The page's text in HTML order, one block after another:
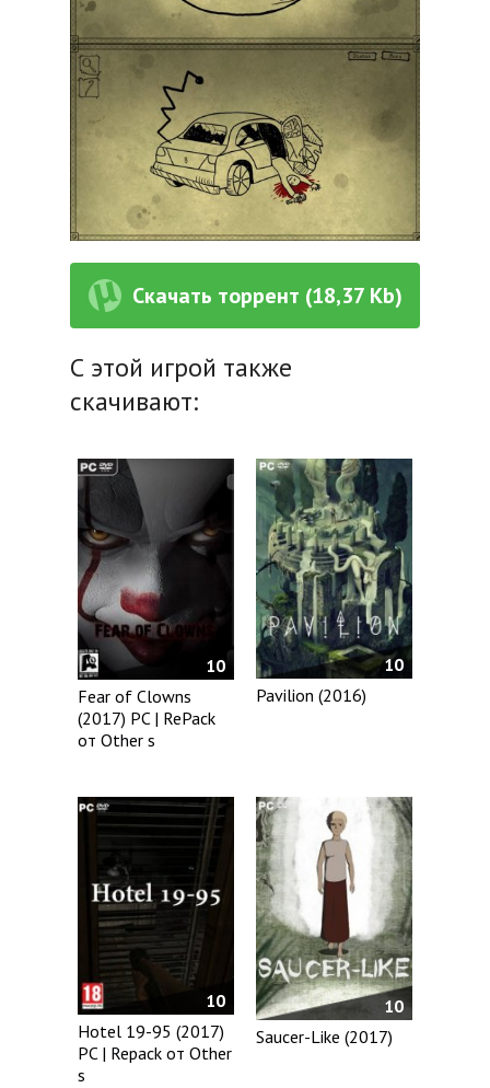
Скачать торрент (18,37 Kb)
С этой игрой также
скачивают:
10
Fear of Clowns
(2017) PC | RePack
от Other s
10
Pavilion (2016)
10
Hotel 19-95 (2017)
PC | Repack от Other
s
10
Saucer-Like (2017)